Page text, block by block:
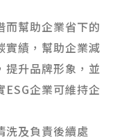
而幫助企業省下的
實績，幫助企業減
提升品牌形象，並
ESG企業可維持企
洗及負責後續處